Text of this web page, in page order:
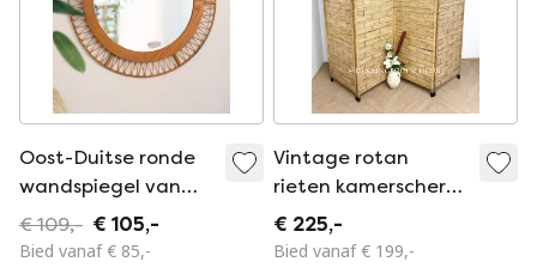
Oost-Duitse ronde
wandspiegel van
hout en riet –
Vintage jaren 70
€ 109,- € 105,-
Bied vanaf € 85,-
Vintage rotan
rieten kamerscherm
sunburst
roomdivider
€ 225,-
Bied vanaf € 199,-